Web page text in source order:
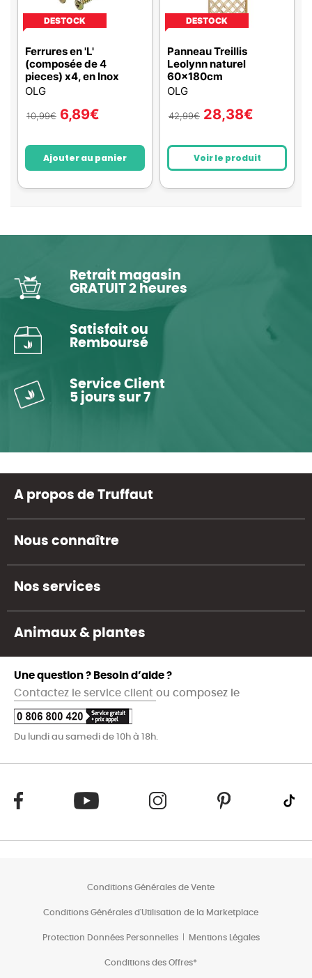
DESTOCK
Ferrures en 'L'
(composée de 4
pieces) x4, en Inox
OLG
10,99€ 6,89€
Ajouter au panier
DESTOCK
Panneau Treillis
Leolynn naturel
60x180cm
OLG
42,99€ 28,38€
Voir le produit
Retrait magasin
GRATUIT 2 heures
Satisfait ou
Remboursé
Service Client
5 jours sur 7
A propos de Truffaut
Nous connaître
Nos services
Animaux & plantes
Une question ? Besoin d’aide ?
Contactez le service client ou composez le
Du lundi au samedi de 10h à 18h.
Conditions Générales de Vente
Conditions Générales d'Utilisation de la Marketplace
Protection Données Personnelles Mentions Légales
Conditions des Offres*